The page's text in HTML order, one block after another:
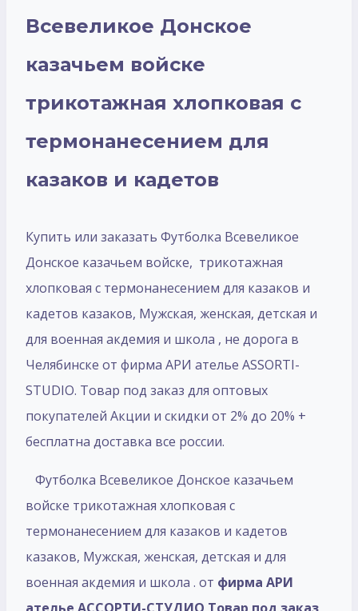
Всевеликое Донское
казачьем войске
трикотажная хлопковая с
термонанесением для
казаков и кадетов
Купить или заказать Футболка Всевеликое
Донское казачьем войске, трикотажная
хлопковая с термонанесением для казаков и
кадетов казаков, Мужская, женская, детская и
для военная акдемия и школа , не дорога в
Челябинске от фирма АРИ ателье ASSORTI-
STUDIO. Товар под заказ для оптовых
покупателей Акции и скидки от 2% до 20% +
бесплатна доставка все россии.
Футболка Всевеликое Донское казачьем
войске трикотажная хлопковая с
термонанесением для казаков и кадетов
казаков, Мужская, женская, детская и для
военная акдемия и школа . от фирма АРИ